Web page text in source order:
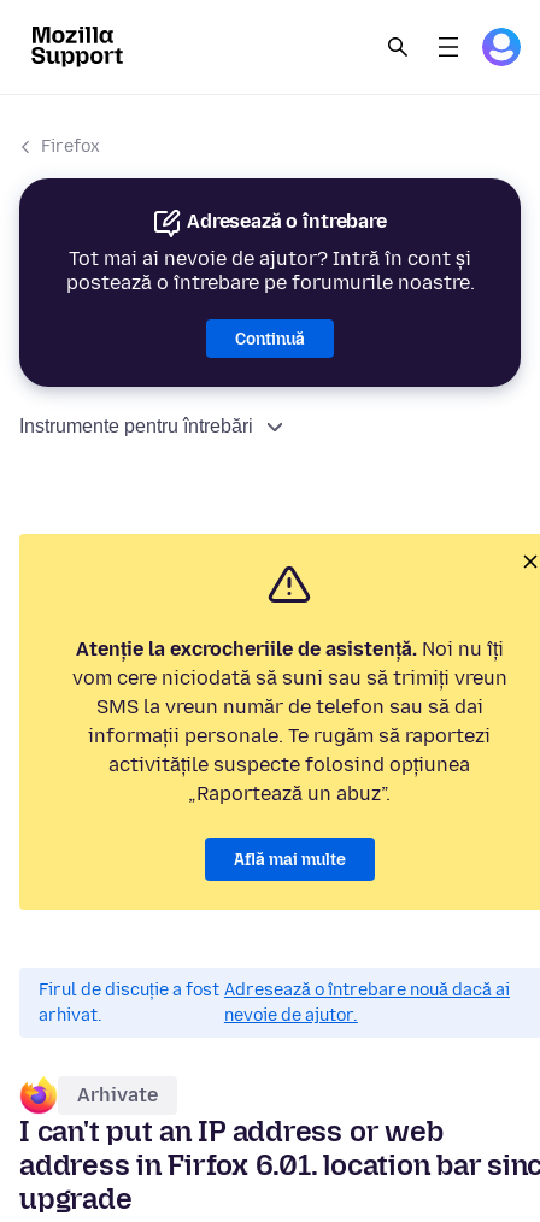
Firefox
Adresează o întrebare
Tot mai ai nevoie de ajutor? Intră în cont și
postează o întrebare pe forumurile noastre.
Continuă
Instrumente pentru întrebări
Atenție la excrocheriile de asistență.Noi nu îți
vom cere niciodată să suni sau să trimiți vreun
SMS la vreun număr de telefon sau să dai
informații personale. Te rugăm să raportezi
activitățile suspecte folosind opțiunea
„Raportează un abuz”.
Află mai multe
Firul de discuție a fost
arhivat.
Adresează o întrebare nouă dacă ai
nevoie de ajutor.
Arhivate
I can't put an IP address or web
address in Firfox 6.01. location bar
upgrade